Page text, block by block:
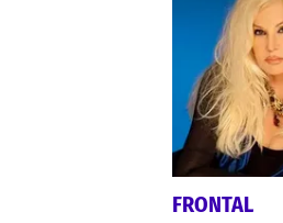
FRONTAL